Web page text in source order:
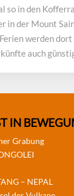
so in den
in der Mount
werden
auch
IN
Grabung
– NEPAL